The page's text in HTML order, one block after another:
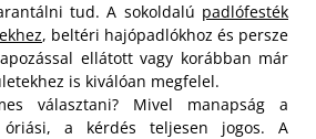
tud. A sokoldalú padlófesték
, beltéri hajópadlókhoz és persze
ellátott vagy korábban már
is kiválóan megfelel.
választani? Mivel manapság a
óriási, a kérdés teljesen jogos. A